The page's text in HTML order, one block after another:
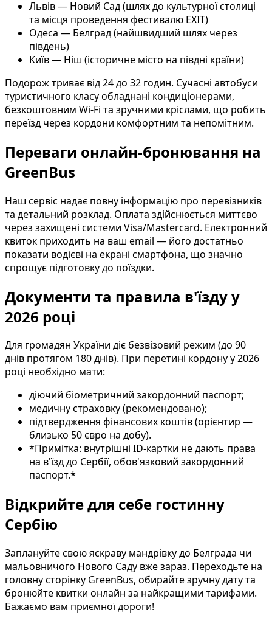
Львів — Новий Сад (шлях до культурної столиці
та місця проведення фестивалю EXIT)
Одеса — Белград (найшвидший шлях через
південь)
Київ — Ніш (історичне місто на півдні країни)
Подорож триває від 24 до 32 годин. Сучасні автобуси
туристичного класу обладнані кондиціонерами,
безкоштовним Wi-Fi та зручними кріслами, що робить
переїзд через кордони комфортним та непомітним.
Переваги онлайн-бронювання на
GreenBus
Наш сервіс надає повну інформацію про перевізників
та детальний розклад. Оплата здійснюється миттєво
через захищені системи Visa/Mastercard. Електронний
квиток приходить на ваш email — його достатньо
показати водієві на екрані смартфона, що значно
спрощує підготовку до поїздки.
Документи та правила в'їзду у
2026 році
Для громадян України діє безвізовий режим (до 90
днів протягом 180 днів). При перетині кордону у 2026
році необхідно мати:
діючий біометричний закордонний паспорт;
медичну страховку (рекомендовано);
підтвердження фінансових коштів (орієнтир —
близько 50 євро на добу).
*Примітка: внутрішні ID-картки не дають права
на в'їзд до Сербії, обов'язковий закордонний
паспорт.*
Відкрийте для себе гостинну
Сербію
Заплануйте свою яскраву мандрівку до Белграда чи
мальовничого Нового Саду вже зараз. Переходьте на
головну сторінку GreenBus, обирайте зручну дату та
бронюйте квитки онлайн за найкращими тарифами.
Бажаємо вам приємної дороги!